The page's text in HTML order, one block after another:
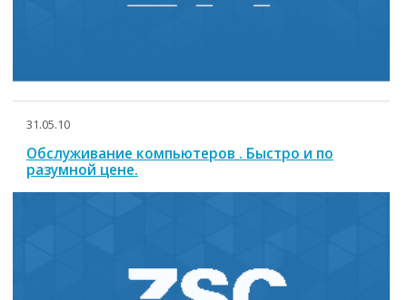
31.05.10
Обслуживание компьютеров . Быстро и по
разумной цене.